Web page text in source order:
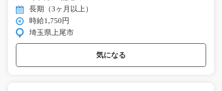
長期（3ヶ月以上）
時給1,750円
埼玉県上尾市
気になる